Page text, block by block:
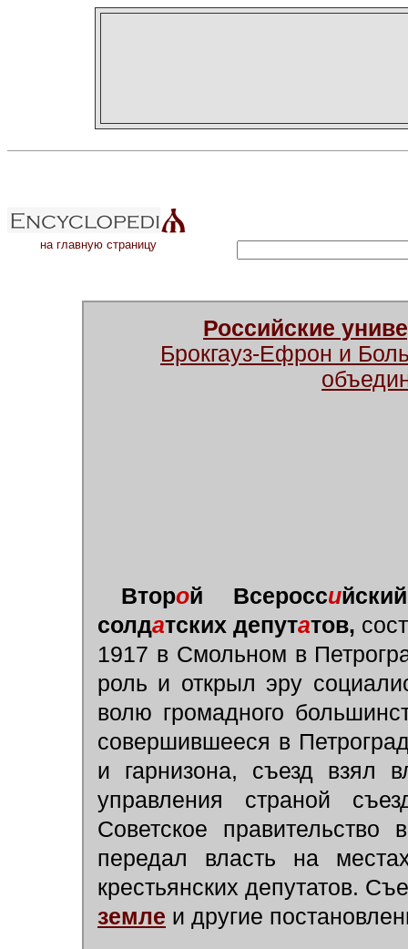
на главную страницу
Российские
Брокгауз-Ефрон и
Второй Всеросси
солдатских депутатов,
1917 в Смольном в
роль и открыл эру
волю громадного
совершившееся в
и гарнизона, съезд взял
управления страной
Советское
передал власть на
крестьянских депутатов.
земле и другие